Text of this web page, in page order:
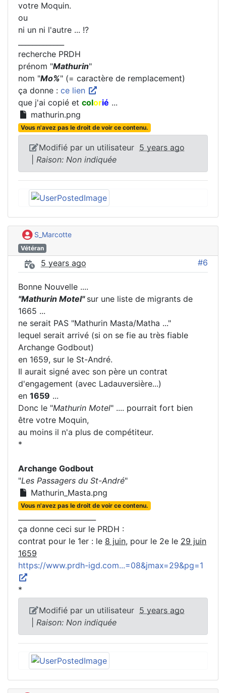
votre Moquin.
ou
ni un ni l'autre ... !?
recherche PRDH
prénom "Mathurin"
nom "Mo%" (= caractère de remplacement)
ça donne : ce lien
que j'ai copié et colorié ...
mathurin.png
Vous n'avez pas le droit de voir ce contenu.
Modifié par un utilisateur 5 years ago
Raison: Non indiquée
S_Marcotte
Vétéran
5 years ago #6
Bonne Nouvelle ....
"Mathurin Motel" sur une liste de migrants de
1665 ...
ne serait PAS "Mathurin Masta/Matha ..."
lequel serait arrivé (si on se fie au très fiable
Archange Godbout)
en 1659, sur le St-André.
Il aurait signé avec son père un contrat
d'engagement (avec Ladauversière...)
en 1659 ...
Donc le "Mathurin Motel" .... pourrait fort bien
être votre Moquin,
au moins il n'a plus de compétiteur.
*
Archange Godbout
"Les Passagers du St-André"
Mathurin_Masta.png
Vous n'avez pas le droit de voir ce contenu.
ça donne ceci sur le PRDH :
contrat pour le 1er : le 8 juin, pour le 2e le 29 juin
1659
https://www.prdh-igd.com...=08&jmax=29&pg=1
*
Modifié par un utilisateur 5 years ago
Raison: Non indiquée